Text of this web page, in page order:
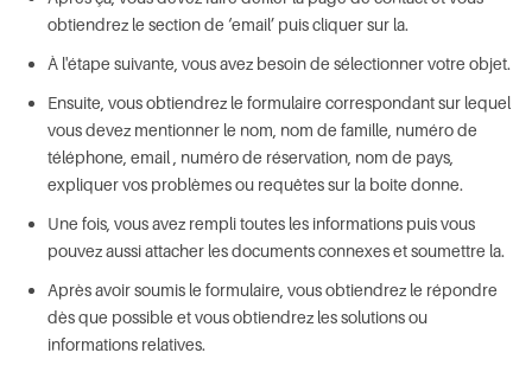
obtiendrez le section de ‘email’ puis cliquer sur la.
À l'étape suivante, vous avez besoin de sélectionner votre objet.
Ensuite, vous obtiendrez le formulaire correspondant sur lequel
vous devez mentionner le nom, nom de famille, numéro de
téléphone, email , numéro de réservation, nom de pays,
expliquer vos problèmes ou requêtes sur la boite donne.
Une fois, vous avez rempli toutes les informations puis vous
pouvez aussi attacher les documents connexes et soumettre la.
Après avoir soumis le formulaire, vous obtiendrez le répondre
dès que possible et vous obtiendrez les solutions ou
informations relatives.